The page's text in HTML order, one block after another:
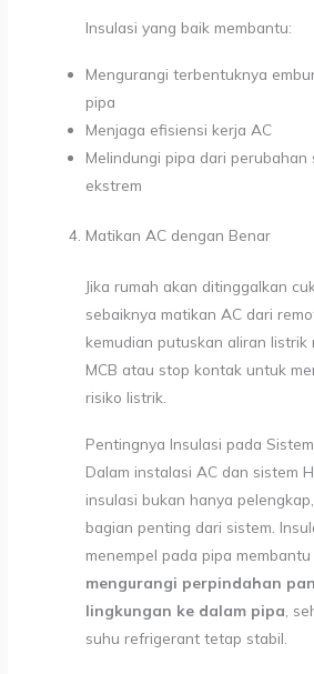
Insulasi yang baik membantu:
Mengurangi terbentuknya
pipa
Menjaga efisiensi kerja AC
Melindungi pipa dari perubahan
ekstrem
Matikan AC dengan Benar
Jika rumah akan ditinggalkan
sebaiknya matikan AC dari
kemudian putuskan aliran listrik
MCB atau stop kontak untuk
risiko listrik.
Pentingnya Insulasi pada
Dalam instalasi AC dan sistem
insulasi bukan hanya
bagian penting dari sistem.
menempel pada pipa membantu
mengurangi perpindahan
lingkungan ke dalam pipa ,
suhu refrigerant tetap stabil.